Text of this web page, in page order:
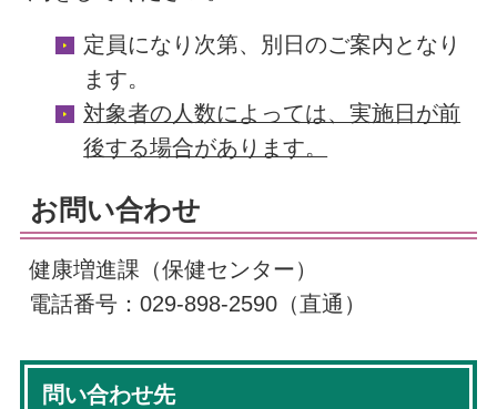
定員になり次第、別日のご案内となり
ます。
対象者の人数によっては、実施日が前
後する場合があります。
お問い合わせ
健康増進課（保健センター）
電話番号：029-898-2590（直通）
問い合わせ先